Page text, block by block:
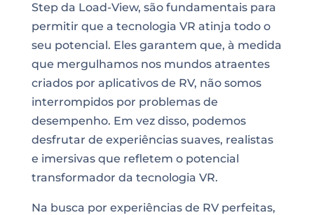
Step da Load-View, são fundamentais para
permitir que a tecnologia VR atinja todo o
seu potencial. Eles garantem que, à medida
que mergulhamos nos mundos atraentes
criados por aplicativos de RV, não somos
interrompidos por problemas de
desempenho. Em vez disso, podemos
desfrutar de experiências suaves, realistas
e imersivas que refletem o potencial
transformador da tecnologia VR.
Na busca por experiências de RV perfeitas,